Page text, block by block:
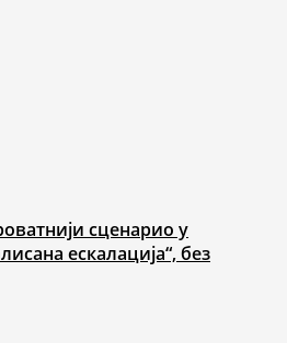
сценарио у
ескалација“, без